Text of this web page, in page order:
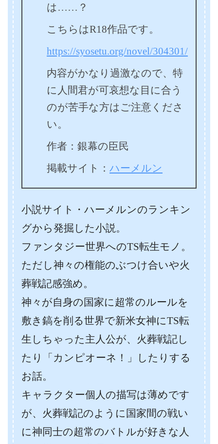
は……？
こちらはR18作品です。
https://syosetu.org/novel/304301/
内容がかなり過激なので、特
に人間君が可哀想な目に合う
のが苦手な方はご注意くださ
い。
作者：銀幕の臣民
掲載サイト： ハーメルン
小説サイト・ハーメルンのランキン
グから発掘した小説。
ファンタジー世界へのTS転生モノ。
ただし神々の権能のぶつけ合いや火
葬戦記感強め。
神々が自身の国家に超常のルールを
敷き鎬を削る世界で新米女神にTS転
生しちゃった主人公が、火葬戦記し
たり「カンピオーネ！」したりする
お話。
キャラクター個人の描写は薄めです
が、火葬戦記のように国家間の戦い
に神同士の超常のバトルが好きな人